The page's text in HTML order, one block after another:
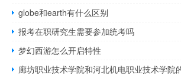
globe和earth有什么区别
报考在职研究生需要参加统考吗
梦幻西游怎么开启特性
廊坊职业技术学院和河北机电职业技术学院